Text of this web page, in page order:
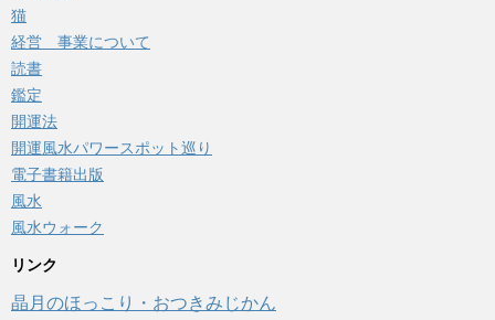
猫
経営 事業について
読書
鑑定
開運法
開運風水パワースポット巡り
電子書籍出版
風水
風水ウォーク
リンク
晶月のほっこり・おつきみじかん